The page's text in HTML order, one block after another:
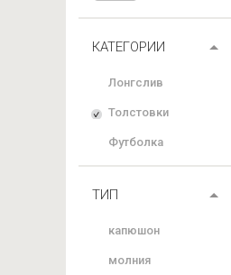
КАТЕГОРИИ
Лонгслив
Толстовки
Футболка
ТИП
капюшон
молния